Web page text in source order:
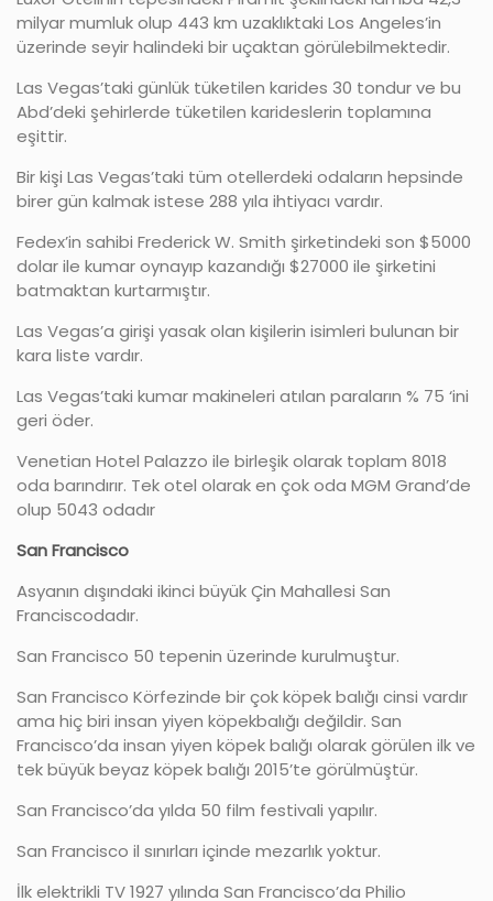
milyar mumluk olup 443 km uzaklıktaki Los Angeles’in
üzerinde seyir halindeki bir uçaktan görülebilmektedir.
Las Vegas’taki günlük tüketilen karides 30 tondur ve bu
Abd’deki şehirlerde tüketilen karideslerin toplamına
eşittir.
Bir kişi Las Vegas’taki tüm otellerdeki odaların hepsinde
birer gün kalmak istese 288 yıla ihtiyacı vardır.
Fedex’in sahibi Frederick W. Smith şirketindeki son $5000
dolar ile kumar oynayıp kazandığı $27000 ile şirketini
batmaktan kurtarmıştır.
Las Vegas’a girişi yasak olan kişilerin isimleri bulunan bir
kara liste vardır.
Las Vegas’taki kumar makineleri atılan paraların % 75 ‘ini
geri öder.
Venetian Hotel Palazzo ile birleşik olarak toplam 8018
oda barındırır. Tek otel olarak en çok oda MGM Grand’de
olup 5043 odadır
San Francisco
Asyanın dışındaki ikinci büyük Çin Mahallesi San
Franciscodadır.
San Francisco 50 tepenin üzerinde kurulmuştur.
San Francisco Körfezinde bir çok köpek balığı cinsi vardır
ama hiç biri insan yiyen köpekbalığı değildir. San
Francisco’da insan yiyen köpek balığı olarak görülen ilk ve
tek büyük beyaz köpek balığı 2015’te görülmüştür.
San Francisco’da yılda 50 film festivali yapılır.
San Francisco il sınırları içinde mezarlık yoktur.
İlk elektrikli TV 1927 yılında San Francisco’da Philio